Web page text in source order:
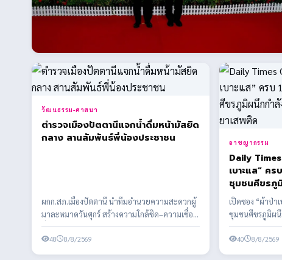
วัฒนธรรม-ศาสนา
ตำรวจเมืองปัตตานีแจกน้ำดื่มหน้ามัสยิด
กลาง สานสัมพันธ์พี่น้องประชาชน
ผกก.สภ.เมืองปัตตานี นำทีมอำนวยความสะดวกผู้
มาละหมาดวันศุกร์ สร้างความใกล้ชิด–ความเชื่อ
มั่นระหว่างตำรว...
48 8/8/2569
อาชญากรรม
Daily
เบาะแส” ค
ชุมชนศีขรภู
หมู่บ้านปลอ
เปิดซอง “ผ้าป่า
ชุมชนศีขรภูมิผนึ
ปลอดยาเสพติด
40 8/8/2569